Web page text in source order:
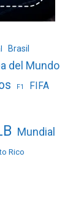
Brasil
del Mundo
F1 FIFA
Mundial
Rico